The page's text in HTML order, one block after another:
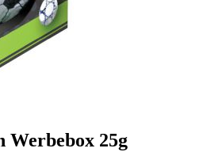
Werbebox 25g